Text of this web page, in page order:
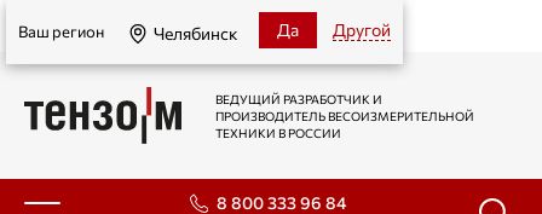
Челябинск
Ваш регион Челябинск Да Другой
ВЕДУЩИЙ РАЗРАБОТЧИК И
ПРОИЗВОДИТЕЛЬ ВЕСОИЗМЕРИТЕЛЬНОЙ
ТЕХНИКИ В РОССИИ
8 800 333 96 84